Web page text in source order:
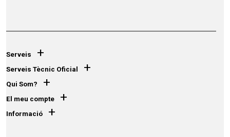
Serveis +
Serveis Tècnic Oficial +
Qui Som? +
El meu compte +
Informació +